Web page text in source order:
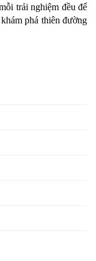
trải nghiệm đều để
phá thiên đường